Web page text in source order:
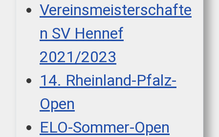
Vereinsmeisterschafte
n SV Hennef
2021/2023
14. Rheinland-Pfalz-
Open
ELO-Sommer-Open